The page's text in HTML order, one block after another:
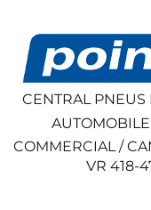
CENTRAL
AUTOMOBILE
COMMERCIAL /
VR 418-